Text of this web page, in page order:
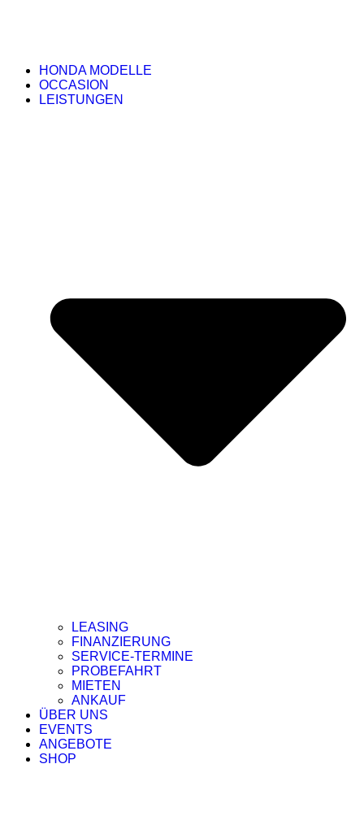
HONDA MODELLE
OCCASION
LEISTUNGEN
LEASING
FINANZIERUNG
SERVICE-TERMINE
PROBEFAHRT
MIETEN
ANKAUF
ÜBER UNS
EVENTS
ANGEBOTE
SHOP